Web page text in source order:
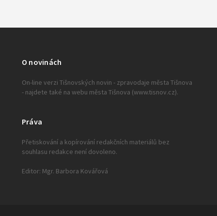
O novinách
On-line verzi Tišnovských novin - zpravodaje města Tišnova
- najdete také na webu města Tišnova (www.tisnov.cz).
Práva
Přetiskování a kopírování redakčních materiálů bez
souhlasu redakce není dovoleno.
Editor: Mgr. Barbora Kovářová